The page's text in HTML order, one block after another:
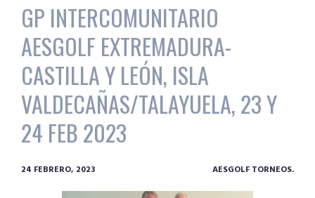
GP INTERCOMUNITARIO
AESGOLF EXTREMADURA-
CASTILLA Y LEÓN, ISLA
VALDECAÑAS/TALAYUELA, 23 Y
24 FEB 2023
24 FEBRERO, 2023 AESGOLF TORNEOS.